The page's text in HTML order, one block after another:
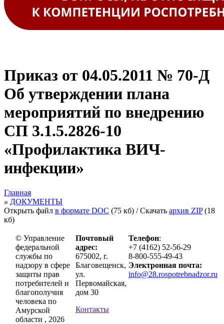
Приказ от 04.05.2011 № 70-Д
Об утверждении плана
мероприятий по внедрению
СП 3.1.5.2826-10
«Профилактика ВИЧ-
инфекции»
Главная
» ДОКУМЕНТЫ
Открыть файл в формате DOC (75 кб) / Скачать архив ZIP (18
кб)
© Управление
федеральной
службы по
надзору в сфере
защиты прав
потребителей и
благополучия
человека по
Амурской
области , 2026
Почтовый
адрес:
675002, г.
Благовещенск,
ул.
Первомайская,
дом 30
Контакты
Телефон:
+7 (4162) 52-56-29
8-800-555-49-43
Электронная почта:
info@28.rospotrebnadzor.ru